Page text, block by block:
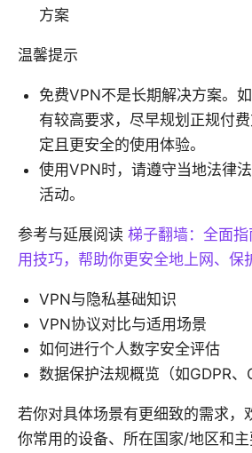
方案
温馨提示
免费VPN不是长期解决方案。
有较高要求，尽早规划正规付
定且更安全的使用体验。
使用VPN时，请遵守当地法律
活动。
参考与延展阅读 梯子翻墙：全面
用技巧，帮助你更安全地上网、保
VPN与隐私基础知识
VPN协议对比与适用场景
如何进行个人数字安全评估
数据保护法规概览（如GDPR、
若你对具体场景有更细致的需求，
你常用的设备、所在国家/地区和